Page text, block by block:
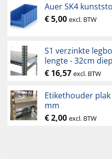
Auer SK4
€5,00 excl. BTW
S1 verzinkte
lengte - 32cm diep
€ 16,57 excl. BTW
Etikethouder
mm
€2,00 excl. BTW